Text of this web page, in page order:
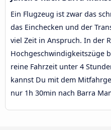
Ein Flugzeug ist zwar das
das Einchecken und der
viel Zeit in Anspruch. In der
Hochgeschwindigkeitszüge
reine Fahrzeit unter 4
kannst Du mit dem
nur 1h 30min nach Barra